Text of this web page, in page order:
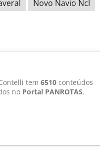
Novo Navio Ncl
tem 6510 conteúdos
no Portal PANROTAS.